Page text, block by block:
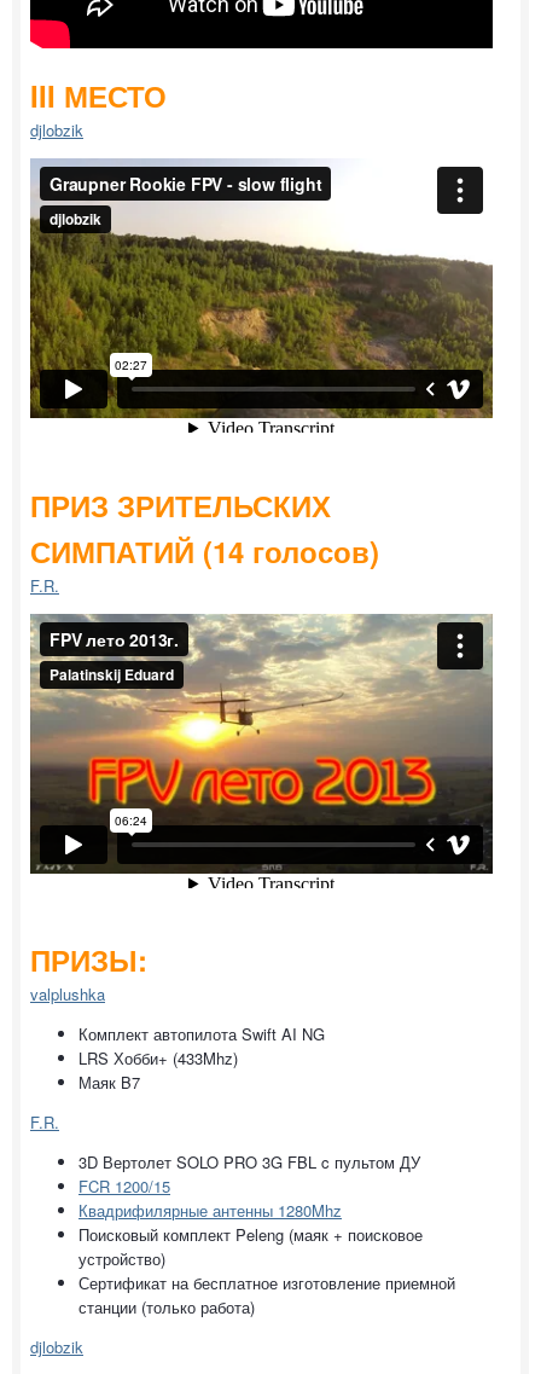
III МЕСТО
djlobzik
ПРИЗ ЗРИТЕЛЬСКИХ
СИМПАТИЙ (14 голосов)
F.R.
ПРИЗЫ:
valplushka
Комплект автопилота Swift AI NG
LRS Хобби+ (433Mhz)
Маяк B7
F.R.
3D Вертолет SOLO PRO 3G FBL c пультом ДУ
FCR 1200/15
Квадрифилярные антенны 1280Mhz
Поисковый комплект Peleng (маяк + поисковое
устройство)
Сертификат на бесплатное изготовление приемной
станции (только работа)
djlobzik